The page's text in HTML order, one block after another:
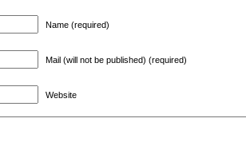
Name (required)
Mail (will not be published) (required)
Website